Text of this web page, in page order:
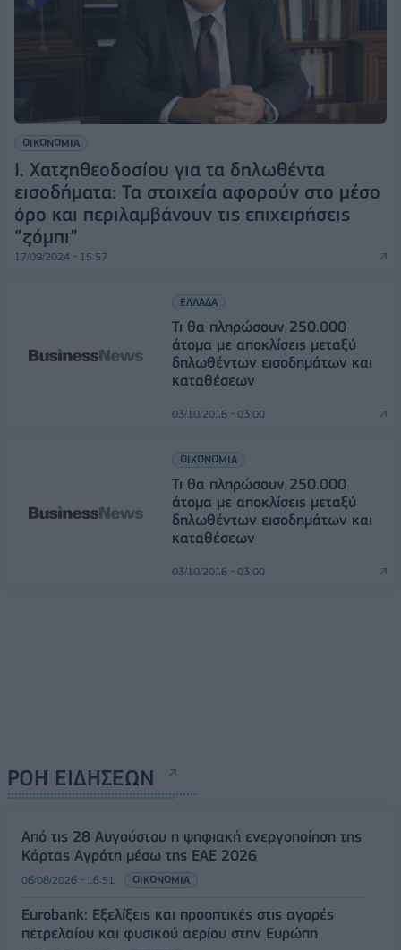
ΟΙΚΟΝΟΜΙΑ
Ι. Χατζηθεοδοσίου για τα δηλωθέντα
εισοδήματα: Τα στοιχεία αφορούν στο μέσο
όρο και περιλαμβάνουν τις επιχειρήσεις
“ζόμπι”
17/09/2024 - 15:57
ΕΛΛΑΔΑ
Τι θα πληρώσουν 250.000
άτομα με αποκλίσεις μεταξύ
δηλωθέντων εισοδημάτων και
καταθέσεων
03/10/2016 - 03:00
ΟΙΚΟΝΟΜΙΑ
Τι θα πληρώσουν 250.000
άτομα με αποκλίσεις μεταξύ
δηλωθέντων εισοδημάτων και
καταθέσεων
03/10/2016 - 03:00
ΡΟΗ ΕΙΔΗΣΕΩΝ
Από τις 28 Αυγούστου η ψηφιακή ενεργοποίηση της
Κάρτας Αγρότη μέσω της ΕΑΕ 2026
06/08/2026 - 16:51 ΟΙΚΟΝΟΜΙΑ
Eurobank: Εξελίξεις και προοπτικές στις αγορές
πετρελαίου και φυσικού αερίου στην Ευρώπη